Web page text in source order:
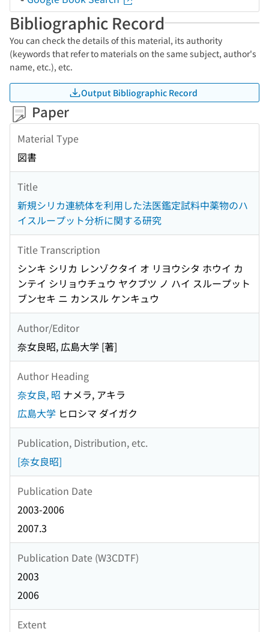
Bibliographic Record
You can check the details of this material, its authority
(keywords that refer to materials on the same subject, author's
name, etc.), etc.
Output Bibliographic Record
Paper
Material Type
図書
Title
新規シリカ連続体を利用した法医鑑定試料中薬物のハ
イスループット分析に関する研究
Title Transcription
シンキ シリカ レンゾクタイ オ リヨウシタ ホウイ カ
ンテイ シリョウチュウ ヤクブツ ノ ハイ スループット
ブンセキ ニ カンスル ケンキュウ
Author/Editor
奈女良昭, 広島大学 [著]
Author Heading
奈女良, 昭 ナメラ, アキラ
広島大学 ヒロシマ ダイガク
Publication, Distribution, etc.
[奈女良昭]
Publication Date
2003-2006
2007.3
Publication Date (W3CDTF)
2003
2006
Extent